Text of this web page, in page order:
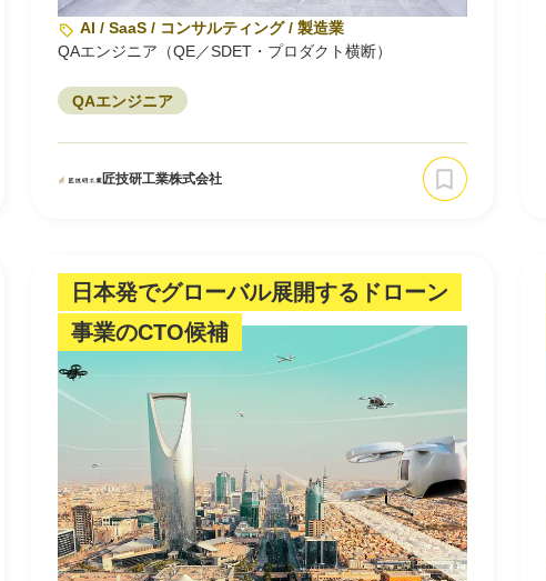
AI / SaaS / コンサルティング / 製造業
QAエンジニア（QE／SDET・プロダクト横断）
QAエンジニア
匠技研工業株式会社
日本発でグローバル展開するドローン
事業のCTO候補